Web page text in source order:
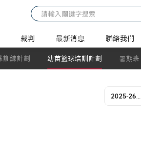
裁判 最新消息 聯絡我們
訓練計劃 幼苗籃球培訓計劃 暑期班
2025-26年度